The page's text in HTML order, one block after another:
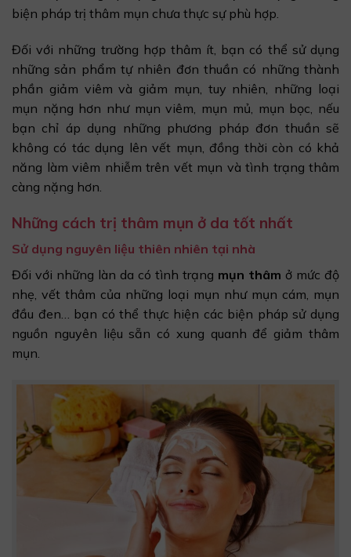
biện pháp trị thâm mụn chưa thực sự phù hợp.
Đối với những trường hợp thâm ít, bạn có thể sử dụng
những sản phẩm tự nhiên đơn thuần có những thành
phần giảm viêm và giảm mụn, tuy nhiên, những loại
mụn nặng hơn như mụn viêm, mụn mủ, mụn bọc, nếu
bạn chỉ áp dụng những phương pháp đơn thuần sẽ
không có tác dụng lên vết mụn, đồng thời còn có khả
năng làm viêm nhiễm trên vết mụn và tình trạng thâm
càng nặng hơn.
Những cách trị thâm mụn ở da tốt nhất
Sử dụng nguyên liệu thiên nhiên tại nhà
Đối với những làn da có tình trạng mụn thâm ở mức độ
nhẹ, vết thâm của những loại mụn như mụn cám, mụn
đầu đen… bạn có thể thực hiện các biện pháp sử dụng
nguồn nguyên liệu sẵn có xung quanh để giảm thâm
mụn.